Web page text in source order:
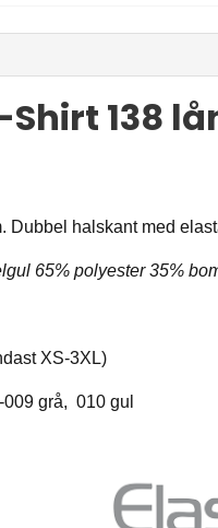
Shirt 138
Dubbel halskant med
65% polyester 35%
XS-3XL)
grå, 010 gul